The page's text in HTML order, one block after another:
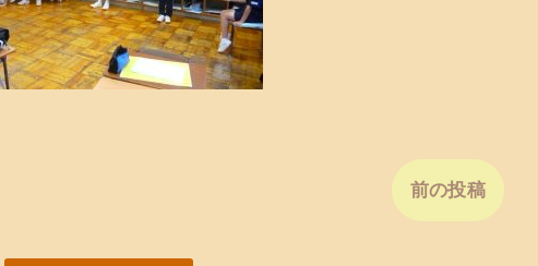
前の投稿